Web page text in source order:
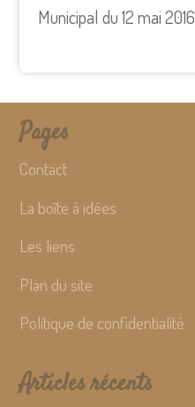
Municipal du 12 mai 2016
Pages
Contact
La boîte à idées
Les liens
Plan du site
Politique de confidentialité
Articles récents